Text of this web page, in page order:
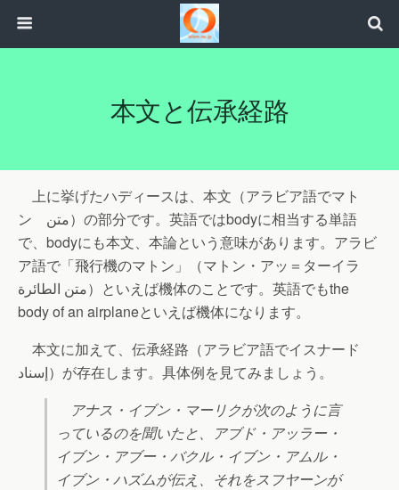
本文と伝承経路
上に挙げたハディースは、本文（アラビア語でマト
ン متن）の部分です。英語ではbodyに相当する単語
で、bodyにも本文、本論という意味があります。アラビ
ア語で「飛行機のマトン」（マトン・アッ＝ターイラ
متن الطائرة）といえば機体のことです。英語でもthe
body of an airplaneといえば機体になります。
本文に加えて、伝承経路（アラビア語でイスナード
إسناد）が存在します。具体例を見てみましょう。
アナス・イブン・マーリクが次のように言
っているのを聞いたと、アブド・アッラー・
イブン・アブー・バクル・イブン・アムル・
イブン・ハズムが伝え、それをスフヤーンが